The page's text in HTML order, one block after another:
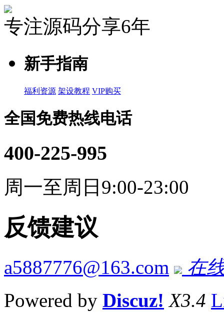
专注源码分享6年
新手指南
福利资源 架设教程 VIP购买
全国免费热线电话
400-225-995
周一至周日9:00-23:00
反馈建议
a5887776@163.com
在
Powered by Discuz! X3.4